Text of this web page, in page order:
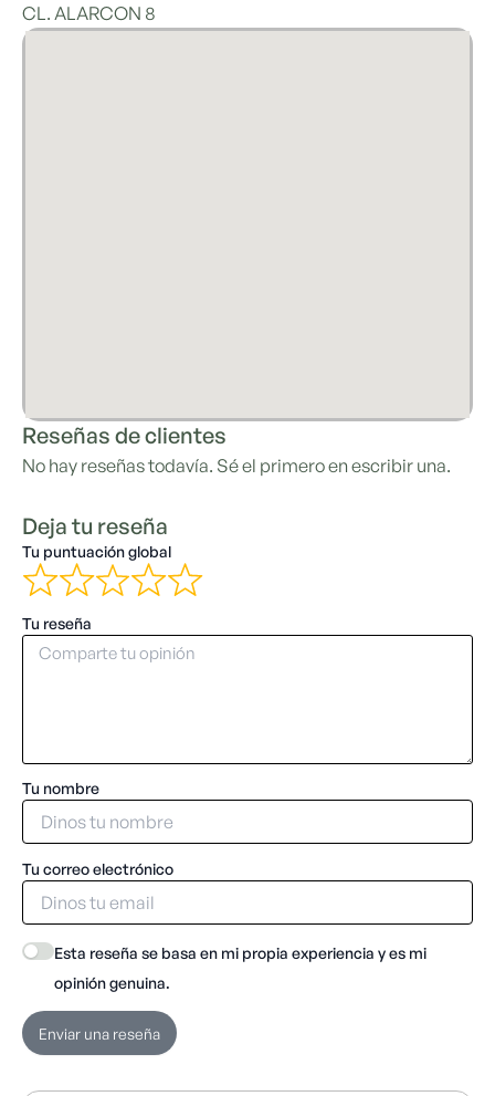
CL. ALARCON 8
Reseñas de clientes
No hay reseñas todavía. Sé el primero en escribir una.
Deja tu reseña
Tu puntuación global
Tu reseña
Tu nombre
Tu correo electrónico
Esta reseña se basa en mi propia experiencia y es mi
opinión genuina.
Enviar una reseña